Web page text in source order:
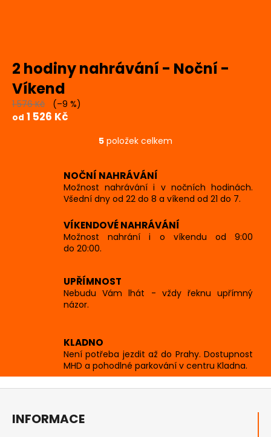
2 hodiny nahrávání - Noční -
Víkend
1 576 Kč (–9 %)
od 1 526 Kč
O
l
á
d
c
í
k
p
i
s
u
5 položek celkem
NOČNÍ NAHRÁVÁNÍ
Možnost nahrávání i v nočních hodinách.
Všední dny od 22 do 8 a víkend od 21 do 7.
VÍKENDOVÉ NAHRÁVÁNÍ
Možnost nahrání i o víkendu od 9:00
do 20:00.
UPŘÍMNOST
Nebudu Vám lhát - vždy řeknu upřímný
názor.
KLADNO
Není potřeba jezdit až do Prahy. Dostupnost
MHD a pohodlné parkování v centru Kladna.
INFORMACE